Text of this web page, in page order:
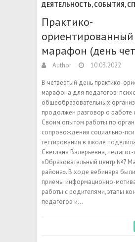
ДЕЯТЕЛЬНОСТЬ,СОБЫТИЯ,
Практико-
ориентированный
марафон (день
Author 10.03.2022
В четвертый день практико-
марафона для педагогов-
общеобразовательных
продолжен разговор о работе
Своим опытом работы по
сопровождения социально-
тестирования в школе
Светлана Валерьевна,
«Образовательный центр №7
района». В ходе вебинара
приемы информационно-
работы с родителями, этапы
педагогов и…